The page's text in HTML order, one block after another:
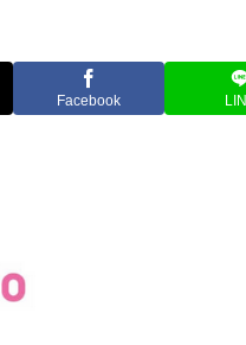
Facebook